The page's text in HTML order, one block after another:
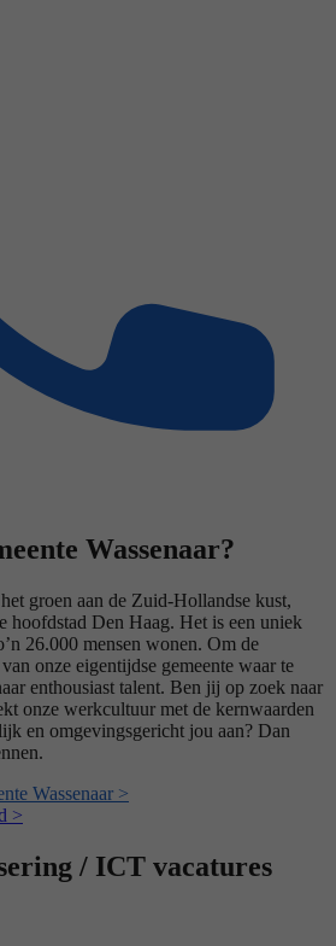
Wassenaar?
groen aan de Zuid-Hollandse kust,
hoofdstad Den Haag. Het is een uniek
26.000 mensen wonen. Om de
onze eigentijdse gemeente waar te
enthousiast talent. Ben jij op zoek naar
onze werkcultuur met de kernwaarden
en omgevingsgericht jou aan? Dan
Wassenaar >
>
/ ICT vacatures